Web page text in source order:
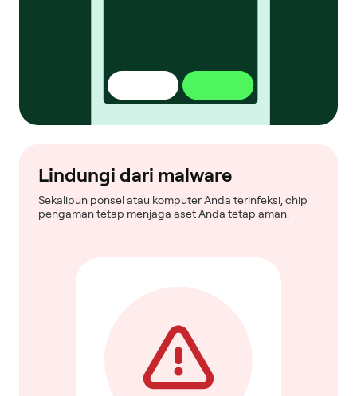
Lindungi dari malware
Sekalipun ponsel atau komputer Anda terinfeksi, chip
pengaman tetap menjaga aset Anda tetap aman.